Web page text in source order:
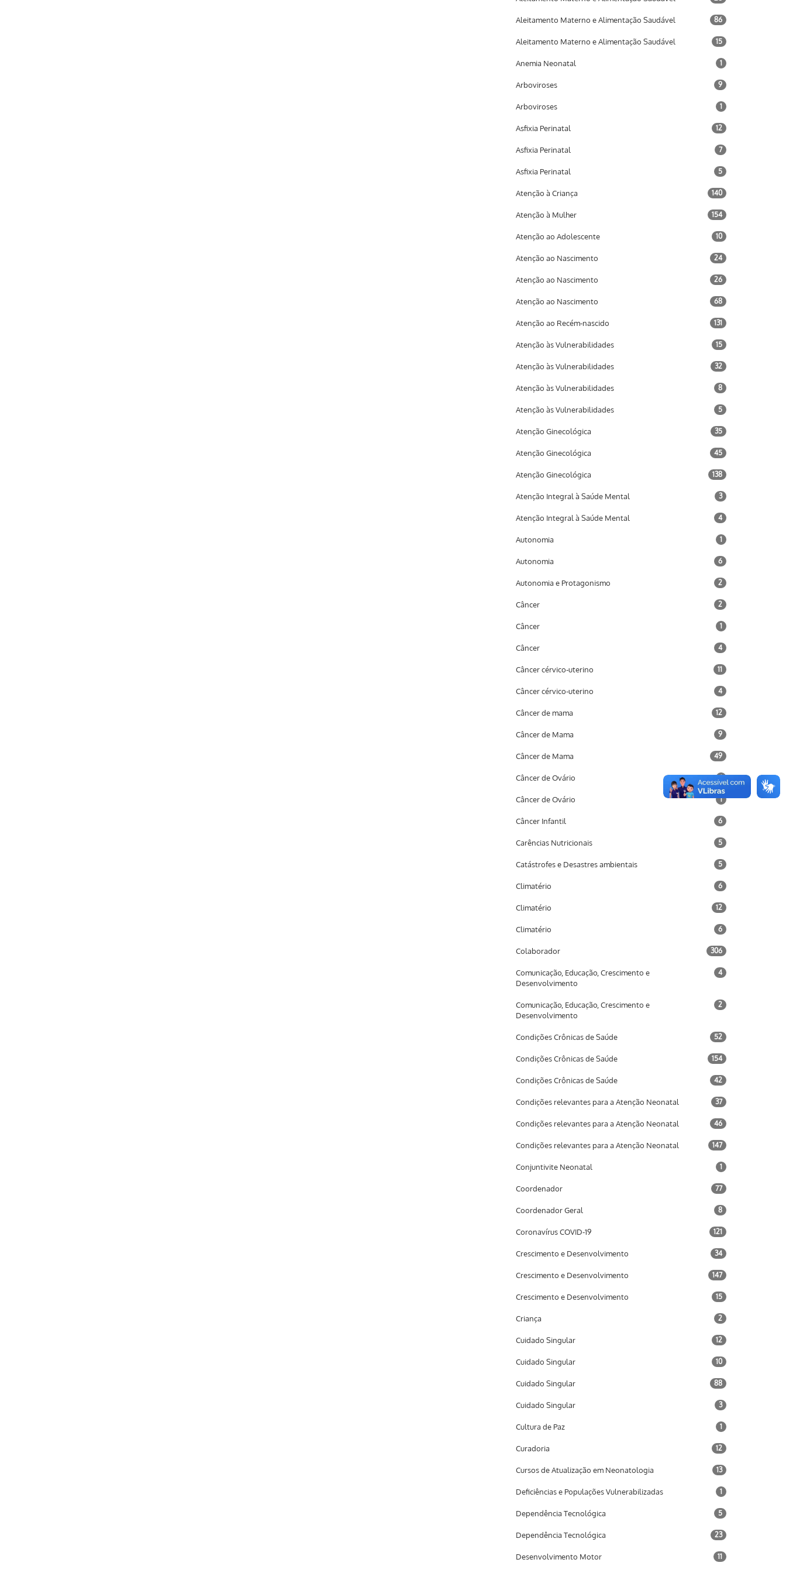
Aleitamento Materno e Alimentação Saudável 86
Aleitamento Materno e Alimentação Saudável 15
Anemia Neonatal 1
Arboviroses 9
Arboviroses 1
Asfixia Perinatal 12
Asfixia Perinatal 7
Asfixia Perinatal 5
Atenção à Criança 140
Atenção à Mulher 154
Atenção ao Adolescente 10
Atenção ao Nascimento 24
Atenção ao Nascimento 26
Atenção ao Nascimento 68
Atenção ao Recém-nascido 131
Atenção às Vulnerabilidades 15
Atenção às Vulnerabilidades 32
Atenção às Vulnerabilidades 8
Atenção às Vulnerabilidades 5
Atenção Ginecológica 35
Atenção Ginecológica 45
Atenção Ginecológica 138
Atenção Integral à Saúde Mental 3
Atenção Integral à Saúde Mental 4
Autonomia 1
Autonomia 6
Autonomia e Protagonismo 2
Câncer 2
Câncer 1
Câncer 4
Câncer cérvico-uterino 11
Câncer cérvico-uterino 4
Câncer de mama 12
Câncer de Mama 9
Câncer de Mama 49
Câncer de Ovário 1
Câncer de Ovário 1
Câncer Infantil 6
Carências Nutricionais 5
Catástrofes e Desastres ambientais 5
Climatério 6
Climatério 12
Climatério 6
Colaborador 306
Comunicação, Educação, Crescimento e
Desenvolvimento
4
Comunicação, Educação, Crescimento e
Desenvolvimento
2
Condições Crônicas de Saúde 52
Condições Crônicas de Saúde 154
Condições Crônicas de Saúde 42
Condições relevantes para a Atenção Neonatal 37
Condições relevantes para a Atenção Neonatal 46
Condições relevantes para a Atenção Neonatal 147
Conjuntivite Neonatal 1
Coordenador 77
Coordenador Geral 8
Coronavírus COVID-19 121
Crescimento e Desenvolvimento 34
Crescimento e Desenvolvimento 147
Crescimento e Desenvolvimento 15
Criança 2
Cuidado Singular 12
Cuidado Singular 10
Cuidado Singular 88
Cuidado Singular 3
Cultura de Paz 1
Curadoria 12
Cursos de Atualização em Neonatologia 13
Deficiências e Populações Vulnerabilizadas 1
Dependência Tecnológica 5
Dependência Tecnológica 23
Desenvolvimento Motor 11